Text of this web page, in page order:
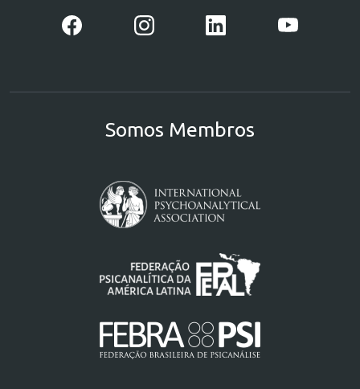
Somos Membros